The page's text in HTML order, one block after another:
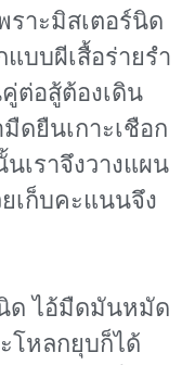
ราะมิสเตอร์นิด
บบผีเสื้อร่ายรำ
ต่อสู้ต้องเดิน
ดยืนเกาะเชือก
เราจึงวางแผน
เก็บคะแนนจึง
นิด ไอ้มืดมันหมัด
โหลกยุบก็ได้